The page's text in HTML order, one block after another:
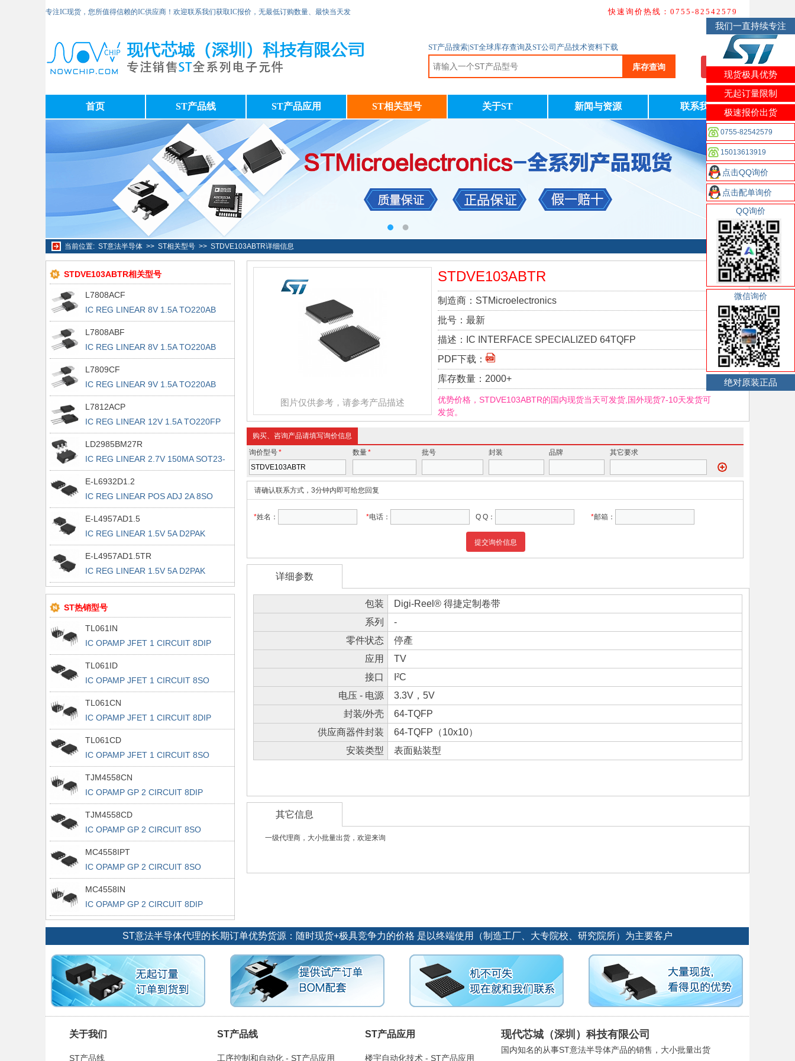
专注IC现货，您所值得信赖的IC供应商！欢迎联系我们获取IC报价，无最低订购数量、最快当天发 快速询价热线：0755-82542579
ST产品搜索|ST全球库存查询及ST公司产品技术资料下载
库存查询 我要询价
首页 ST产品线 ST产品应用 ST相关型号 关于ST 新闻与资源 联系我们
当前位置: ST意法半导体 >> ST相关型号 >> STDVE103ABTR详细信息
STDVE103ABTR相关型号
L7808ACF
IC REG LINEAR 8V 1.5A TO220AB
L7808ABF
IC REG LINEAR 8V 1.5A TO220AB
L7809CF
IC REG LINEAR 9V 1.5A TO220AB
L7812ACP
IC REG LINEAR 12V 1.5A TO220FP
LD2985BM27R
IC REG LINEAR 2.7V 150MA SOT23-
5
E-L6932D1.2
IC REG LINEAR POS ADJ 2A 8SO
E-L4957AD1.5
IC REG LINEAR 1.5V 5A D2PAK
E-L4957AD1.5TR
IC REG LINEAR 1.5V 5A D2PAK
ST热销型号
TL061IN
IC OPAMP JFET 1 CIRCUIT 8DIP
TL061ID
IC OPAMP JFET 1 CIRCUIT 8SO
TL061CN
IC OPAMP JFET 1 CIRCUIT 8DIP
TL061CD
IC OPAMP JFET 1 CIRCUIT 8SO
TJM4558CN
IC OPAMP GP 2 CIRCUIT 8DIP
TJM4558CD
IC OPAMP GP 2 CIRCUIT 8SO
MC4558IPT
IC OPAMP GP 2 CIRCUIT 8SO
MC4558IN
IC OPAMP GP 2 CIRCUIT 8DIP
图片仅供参考，请参考产品描述
STDVE103ABTR
制造商： STMicroelectronics
批号： 最新
描述：
IC INTERFACE SPECIALIZED 64TQFP
PDF下载：
库存数量： 2000+
优势价格，STDVE103ABTR的国内现货当天可发货,国外现货7-10天发货可
发货。
购买、咨询产品请填写询价信息
询价型号* 数量* 批号 封装 品牌 其它要求
请确认联系方式，3分钟内即可给您回复
*姓名： *电话： Q Q： *邮箱：
提交询价信息
详细参数
包装
Digi-Reel® 得捷定制卷带
系列
-
零件状态
停產
应用
TV
接口
I²C
电压 - 电源
3.3V，5V
封装/外壳
64-TQFP
供应商器件封装
64-TQFP（10x10）
安装类型
表面贴装型
其它信息
一级代理商，大小批量出货，欢迎来询
ST意法半导体代理的长期订单优势货源：随时现货+极具竞争力的价格 是以终端使用（制造工厂、大专院校、研究院所）为主要客户
关于我们
ST产品线
ST产品线
工序控制和自动化 - ST产品应用
ST产品应用
楼宇自动化技术 - ST产品应用
现代芯城（深圳）科技有限公司
国内知名的从事ST意法半导体产品的销售，大小批量出货
我们一直持续专注
现货极具优势
无起订量限制
极速报价出货
0755-82542579
15013613919
点击QQ询价
点击配单询价
QQ询价
微信询价
绝对原装正品